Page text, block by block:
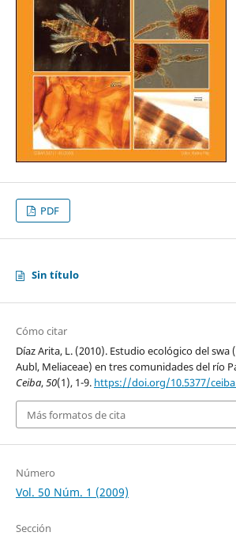
PDF
Sin título
Cómo citar
Díaz Arita, L. (2010). Estudio ecológico del swa
Aubl, Meliaceae) en tres comunidades del río
Ceiba,50(1), 1-9. https://doi.org/10.5377/
Más formatos de cita
Número
Vol. 50 Núm. 1 (2009)
Sección